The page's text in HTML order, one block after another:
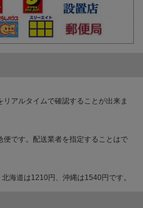
アルタイムで確認することが出来ま
です。配送業者を指定することはで
海道は1210円、沖縄は1540円です。